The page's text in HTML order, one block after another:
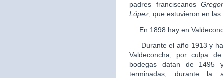
padres franciscanos
López, que estuvieron en las
En 1898 hay en
Durante el año 1913 y
Valdeconcha, por culpa
bodegas datan de 1495
terminadas, durante la